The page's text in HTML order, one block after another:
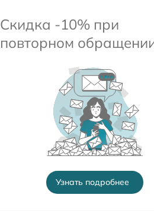
Скидка -10% при
повторном
Узнать подробнее